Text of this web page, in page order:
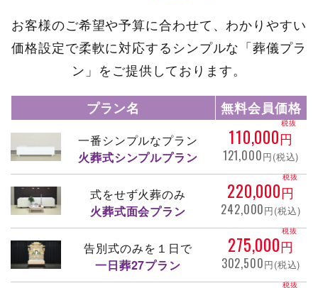
お客様のご希望や予算に合わせて、わかりやすい
価格設定で柔軟に対応するシンプルな「葬儀プラ
ン」をご提供しております。
プラン名 無料会員価格
一番シンプルなプラン
火葬式シンプルプラン
110,000円
税抜
121,000円(税込)
式をせず火葬のみ
火葬式面会プラン
220,000円
税抜
242,000円(税込)
告別式のみを１日で
一日葬27プラン
275,000円
税抜
302,500円(税込)
税抜